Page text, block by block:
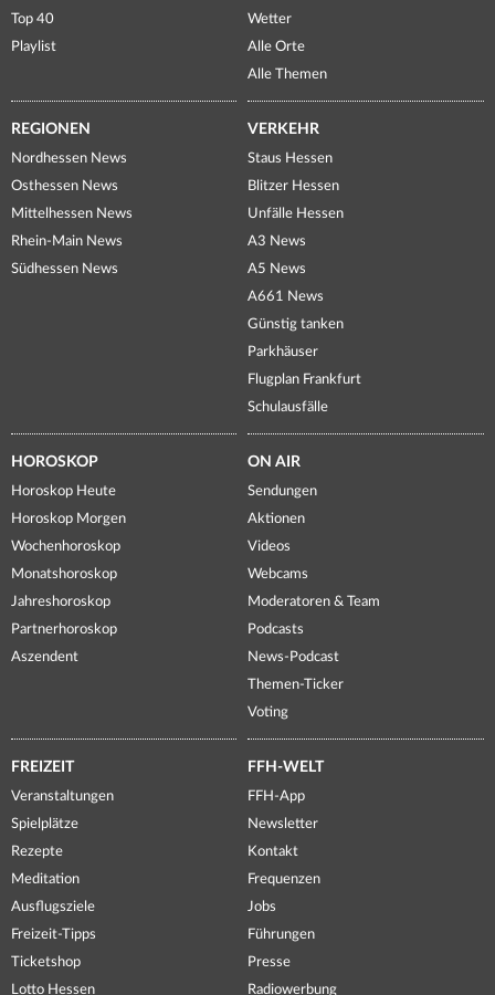
Top 40
Playlist
Wetter
Alle Orte
Alle Themen
REGIONEN
Nordhessen News
Osthessen News
Mittelhessen News
Rhein-Main News
Südhessen News
VERKEHR
Staus Hessen
Blitzer Hessen
Unfälle Hessen
A3 News
A5 News
A661 News
Günstig tanken
Parkhäuser
Flugplan Frankfurt
Schulausfälle
HOROSKOP
Horoskop Heute
Horoskop Morgen
Wochenhoroskop
Monatshoroskop
Jahreshoroskop
Partnerhoroskop
Aszendent
ON AIR
Sendungen
Aktionen
Videos
Webcams
Moderatoren & Team
Podcasts
News-Podcast
Themen-Ticker
Voting
FREIZEIT
Veranstaltungen
Spielplätze
Rezepte
Meditation
Ausflugsziele
Freizeit-Tipps
Ticketshop
Lotto Hessen
FFH-WELT
FFH-App
Newsletter
Kontakt
Frequenzen
Jobs
Führungen
Presse
Radiowerbung